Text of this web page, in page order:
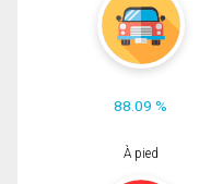
88.09 %
À pied